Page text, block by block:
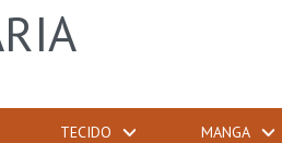
TECIDO MANGA